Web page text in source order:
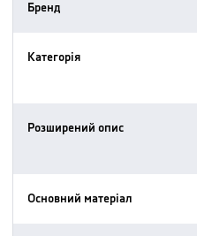
Бренд
Категорія
Розширений опис
Основний матеріал